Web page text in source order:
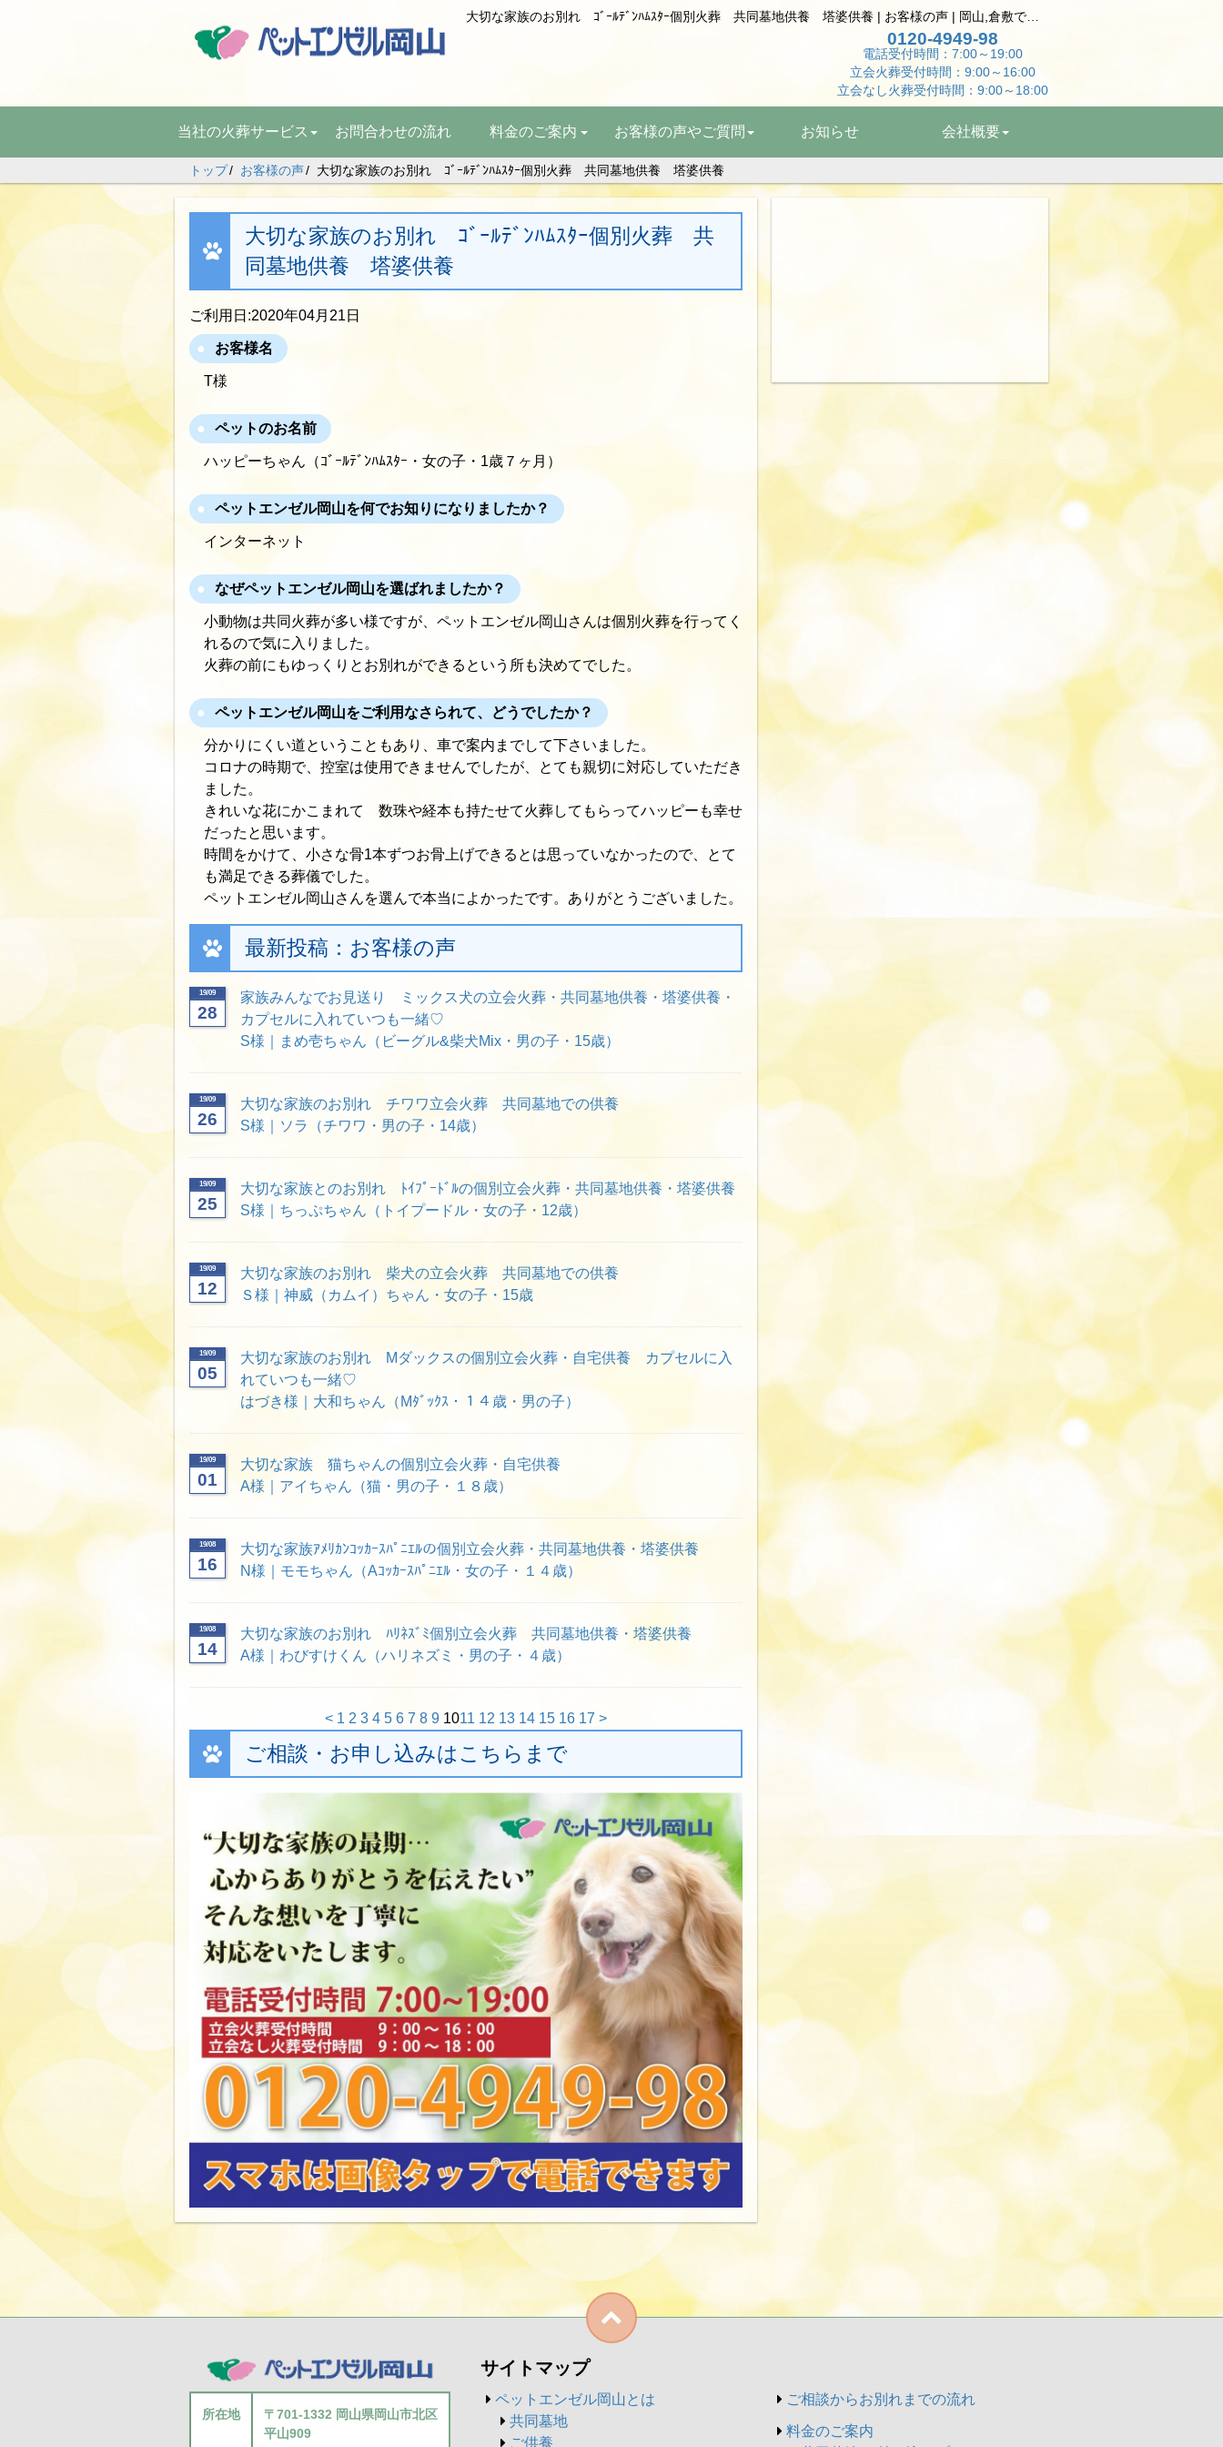
0120-4949-98
電話受付時間：7:00～19:00
立会火葬受付時間：9:00～16:00
立会なし火葬受付時間：9:00～18:00
当社の火葬サービス お問合わせの流れ 料金のご案内 お客様の声やご質問 お知らせ 会社概要
トップ お客様の声 大切な家族のお別れ ｺﾞｰﾙﾃﾞﾝﾊﾑｽﾀｰ個別火葬 共同墓地供養 塔婆供養
大切な家族のお別れ ｺﾞｰﾙﾃﾞﾝﾊﾑｽﾀｰ個別火葬 共
同墓地供養 塔婆供養
ご利用日:2020年04月21日
お客様名
T様
ペットのお名前
ハッピーちゃん（ｺﾞｰﾙﾃﾞﾝﾊﾑｽﾀｰ・女の子・1歳７ヶ月）
ペットエンゼル岡山を何でお知りになりましたか？
インターネット
なぜペットエンゼル岡山を選ばれましたか？
小動物は共同火葬が多い様ですが、ペットエンゼル岡山さんは個別火葬を行ってく
れるので気に入りました。
火葬の前にもゆっくりとお別れができるという所も決めてでした。
ペットエンゼル岡山をご利用なさられて、どうでしたか？
分かりにくい道ということもあり、車で案内までして下さいました。
コロナの時期で、控室は使用できませんでしたが、とても親切に対応していただき
ました。
きれいな花にかこまれて 数珠や経本も持たせて火葬してもらってハッピーも幸せ
だったと思います。
時間をかけて、小さな骨1本ずつお骨上げできるとは思っていなかったので、とて
も満足できる葬儀でした。
ペットエンゼル岡山さんを選んで本当によかったです。ありがとうございました。
最新投稿：お客様の声
19/09
28
家族みんなでお見送り ミックス犬の立会火葬・共同墓地供養・塔婆供養・
カプセルに入れていつも一緒♡
S様｜まめ壱ちゃん（ビーグル&柴犬Mix・男の子・15歳）
19/09
26
大切な家族のお別れ チワワ立会火葬 共同墓地での供養
S様｜ソラ（チワワ・男の子・14歳）
19/09
25
大切な家族とのお別れ ﾄｲﾌﾟｰﾄﾞﾙの個別立会火葬・共同墓地供養・塔婆供養
S様｜ちっぷちゃん（トイプードル・女の子・12歳）
19/09
12
大切な家族のお別れ 柴犬の立会火葬 共同墓地での供養
Ｓ様｜神威（カムイ）ちゃん・女の子・15歳
19/09
05
大切な家族のお別れ Mダックスの個別立会火葬・自宅供養 カプセルに入
れていつも一緒♡
はづき様｜大和ちゃん（Mﾀﾞｯｸｽ・１４歳・男の子）
19/09
01
大切な家族 猫ちゃんの個別立会火葬・自宅供養
A様｜アイちゃん（猫・男の子・１８歳）
19/08
16
大切な家族ｱﾒﾘｶﾝｺｯｶｰｽﾊﾟﾆｴﾙの個別立会火葬・共同墓地供養・塔婆供養
N様｜モモちゃん（Aｺｯｶｰｽﾊﾟﾆｴﾙ・女の子・１４歳）
19/08
14
大切な家族のお別れ ﾊﾘﾈｽﾞﾐ個別立会火葬 共同墓地供養・塔婆供養
A様｜わびすけくん（ハリネズミ・男の子・４歳）
< 1 2 3 4 5 6 7 8 9 1011 12 13 14 15 16 17 >
ご相談・お申し込みはこちらまで
所在地
〒701-1332 岡山県岡山市北区
平山909
サイトマップ
ペットエンゼル岡山とは
共同墓地
ご供養
ご相談からお別れまでの流れ
料金のご案内